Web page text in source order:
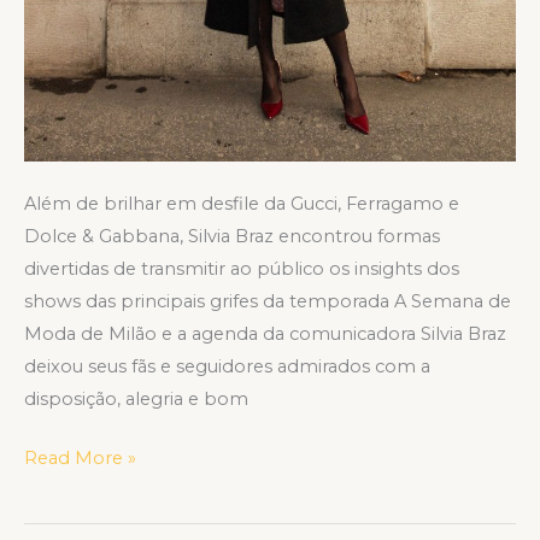
Além de brilhar em desfile da Gucci, Ferragamo e
Dolce & Gabbana, Silvia Braz encontrou formas
divertidas de transmitir ao público os insights dos
shows das principais grifes da temporada A Semana de
Moda de Milão e a agenda da comunicadora Silvia Braz
deixou seus fãs e seguidores admirados com a
disposição, alegria e bom
Read More »